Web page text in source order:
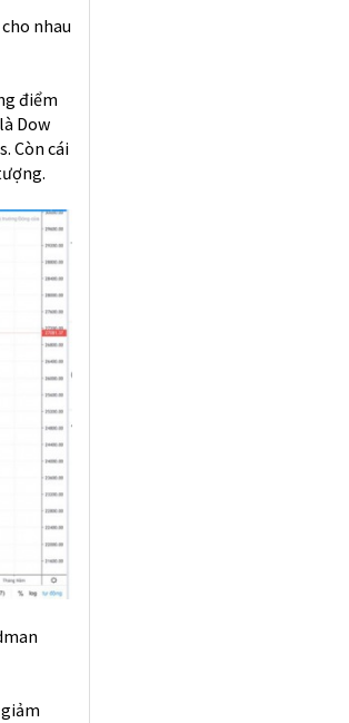
nhau
điểm
Dow
Còn cái